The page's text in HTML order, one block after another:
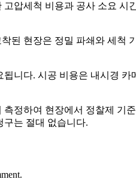
압세척 비용과 공사 소요 시
된 현장은 정밀 파쇄와 세척
니다. 시공 비용은 내시경 카
정하여 현장에서 정찰제 기
구는 절대 없습니다.